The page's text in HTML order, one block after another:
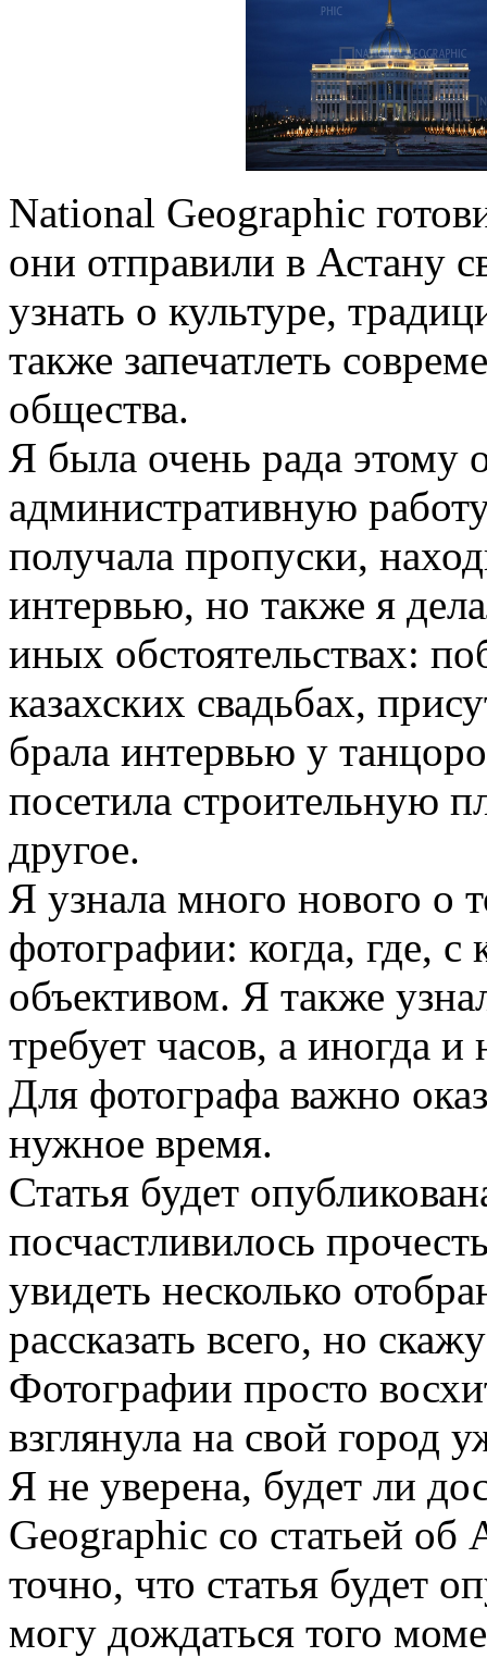
National Geographic
они отправили в Астану
узнать о культуре,
также запечатлеть
общества.
Я была очень рада этому
административную
получала пропуски,
интервью, но также я
иных обстоятельствах:
казахских свадьбах,
брала интервью у
посетила строительную
другое.
Я узнала много нового о
фотографии: когда, где, с
объективом. Я также
требует часов, а иногда
Для фотографа важно
нужное время.
Статья будет
посчастливилось
увидеть несколько
рассказать всего, но
Фотографии просто
взглянула на свой город
Я не уверена, будет ли
Geographic со статьей об
точно, что статья будет
могу дождаться того